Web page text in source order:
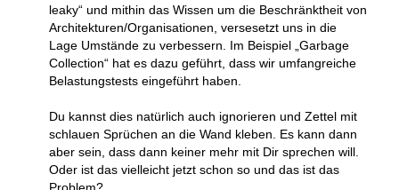
leaky“ und mithin das Wissen um die Beschränktheit von
Architekturen/Organisationen, versesetzt uns in die
Lage Umstände zu verbessern. Im Beispiel „Garbage
Collection“ hat es dazu geführt, dass wir umfangreiche
Belastungstests eingeführt haben.
Du kannst dies natürlich auch ignorieren und Zettel mit
schlauen Sprüchen an die Wand kleben. Es kann dann
aber sein, dass dann keiner mehr mit Dir sprechen will.
Oder ist das vielleicht jetzt schon so und das ist das
Problem?